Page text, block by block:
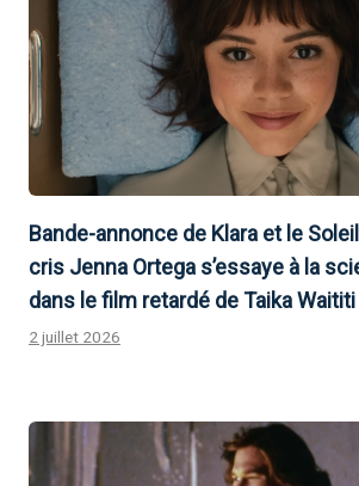
Bande-annonce de Klara et le
cris Jenna Ortega s’essaye à la
dans le film retardé de Taika Waititi
2 juillet 2026